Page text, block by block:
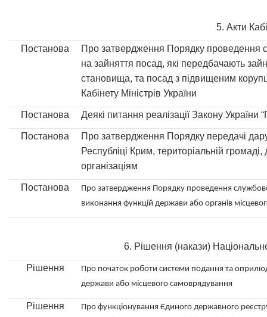
5. Акти
Постанова
Про затвердження Порядку проведення
на зайняття посад, які передбачають
становища, та посад з підвищеним
Кабінету Міністрів України
Постанова Деякі питання реалізації Закону
Постанова
Про затвердження Порядку передачі
Республіці Крим, територіальній
організаціям
Постанова
Про затвердження Порядку проведення
виконання функцій держави або органів
6. Рішення (накази)
Рішення
Про початок роботи системи подання та
держави або місцевого самоврядування
Рішення
Про функціонування Єдиного державного